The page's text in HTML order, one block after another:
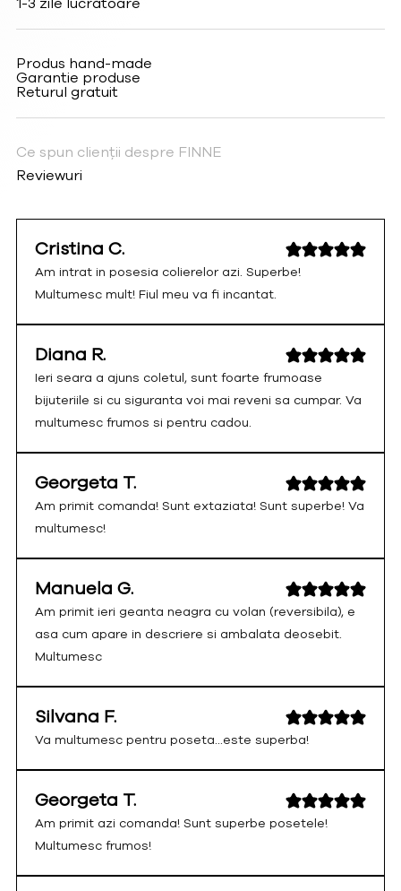
Produs hand-made
Garantie produse
Returul gratuit
Ce spun clienții despre FINNE
Reviewuri
Cristina C.
Am intrat in posesia colierelor azi. Superbe!
Multumesc mult! Fiul meu va fi incantat.
Diana R.
Ieri seara a ajuns coletul, sunt foarte frumoase
bijuteriile si cu siguranta voi mai reveni sa cumpar. Va
multumesc frumos si pentru cadou.
Georgeta T.
Am primit comanda! Sunt extaziata! Sunt superbe! Va
multumesc!
Manuela G.
Am primit ieri geanta neagra cu volan (reversibila), e
asa cum apare in descriere si ambalata deosebit.
Multumesc
Silvana F.
Va multumesc pentru poseta...este superba!
Georgeta T.
Am primit azi comanda! Sunt superbe posetele!
Multumesc frumos!